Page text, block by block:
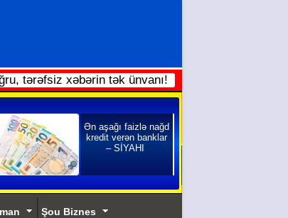
tərəfsiz xəbərin tək ünvanı!
Ən aşağı faizlə nağd
kredit verən banklar
– SİYAHI
Şou Biznes